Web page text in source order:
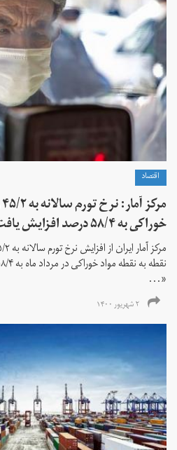
اقتصاد
خوراکی به ۵۸/۴ درصد افزایش یافت
«...
۲ شهریور ۱۴۰۰